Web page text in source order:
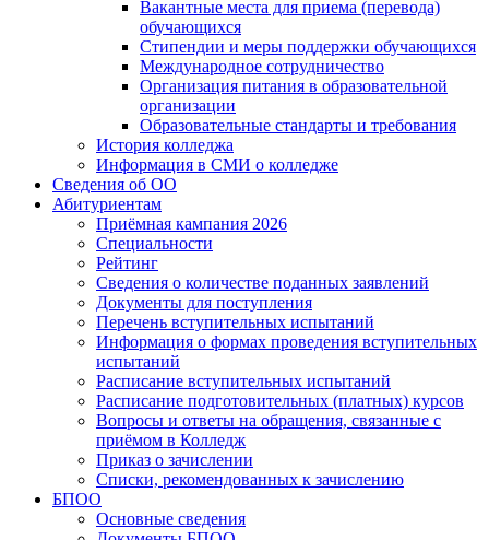
Вакантные места для приема (перевода)
обучающихся
Стипендии и меры поддержки обучающихся
Международное сотрудничество
Организация питания в образовательной
организации
Образовательные стандарты и требования
История колледжа
Информация в СМИ о колледже
Сведения об ОО
Абитуриентам
Приёмная кампания 2026
Специальности
Рейтинг
Сведения о количестве поданных заявлений
Документы для поступления
Перечень вступительных испытаний
Информация о формах проведения вступительных
испытаний
Расписание вступительных испытаний
Расписание подготовительных (платных) курсов
Вопросы и ответы на обращения, связанные с
приёмом в Колледж
Приказ о зачислении
Списки, рекомендованных к зачислению
БПОО
Основные сведения